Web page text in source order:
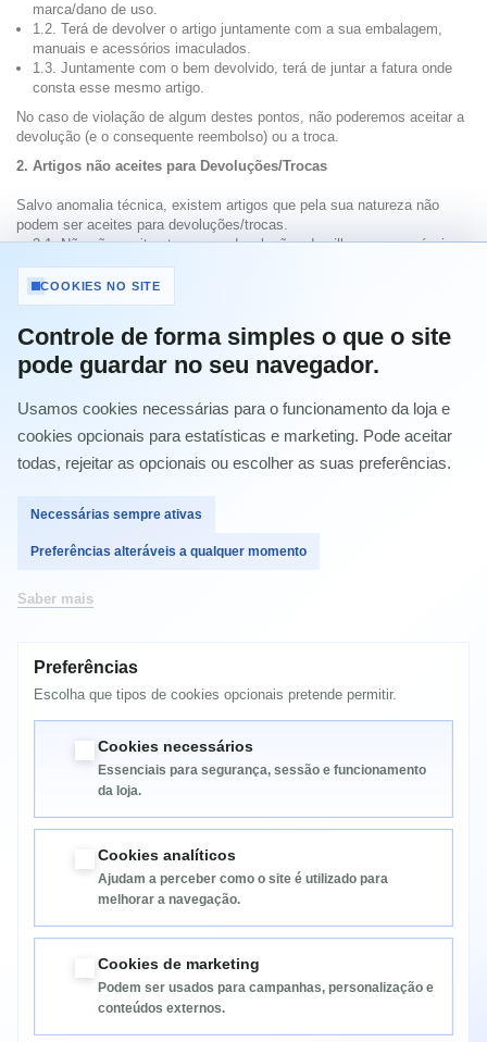
marca/dano de uso.
1.2. Terá de devolver o artigo juntamente com a sua embalagem,
manuais e acessórios imaculados.
1.3. Juntamente com o bem devolvido, terá de juntar a fatura onde
consta esse mesmo artigo.
No caso de violação de algum destes pontos, não poderemos aceitar a
devolução (e o consequente reembolso) ou a troca.
2. Artigos não aceites para Devoluções/Trocas
Salvo anomalia técnica, existem artigos que pela sua natureza não
podem ser aceites para devoluções/trocas.
2.1. Não são aceites trocas ou devoluções de pilhas, consumíveis,
software, impressoras já abertas e computadores configurados e
assemblados à medida do cliente (escolha de componentes do
cliente).
telemóveis, smartphones, smartwatchs ou tablets que tenham os
selos de garantia e/ou fabricante das embalagens da marca
quebrados.
Forma de reembolso de Devoluções
Para as vendas à distância com entrega pela transportadora, caso
pretenda o reembolso após efetuar uma devolução, o mesmo será feito
via transferência bancária para o IBAN que nos indicar na altura do
SPACEFOR fará o reembolso do valor pago pelo artigo assim que seja
cumprimento das condições acima descritas (ver ponto 1).
Para dar início ao processo de devolução/troca basta dirigir-se à loja
todos os campos solicitados. Posteriormente irá receber uma
autorização e confirmação por email e deve enviar o artigo via
Informação
Categorias
COOKIES NO SITE
Controle de forma simples o que o site
pode guardar no seu navegador.
Usamos cookies necessárias para o funcionamento da loja e
cookies opcionais para estatísticas e marketing. Pode aceitar
todas, rejeitar as opcionais ou escolher as suas preferências.
Necessárias sempre ativas
Preferências alteráveis a qualquer momento
Saber mais
Preferências
Escolha que tipos de cookies opcionais pretende permitir.
Cookies necessários
Essenciais para segurança, sessão e funcionamento
da loja.
Cookies analíticos
Ajudam a perceber como o site é utilizado para
melhorar a navegação.
Cookies de marketing
Podem ser usados para campanhas, personalização e
conteúdos externos.